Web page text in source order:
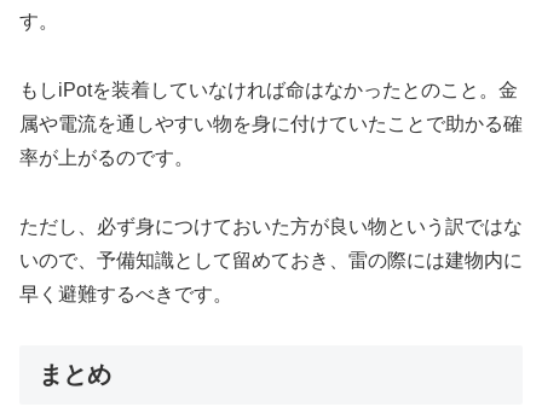
す。
もしiPotを装着していなければ命はなかったとのこと。金
属や電流を通しやすい物を身に付けていたことで助かる確
率が上がるのです。
ただし、必ず身につけておいた方が良い物という訳ではな
いので、予備知識として留めておき、雷の際には建物内に
早く避難するべきです。
まとめ